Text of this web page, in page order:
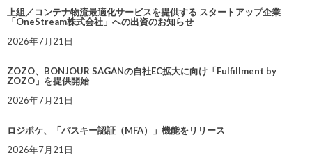
上組／コンテナ物流最適化サービスを提供する スタートアップ企業
「OneStream株式会社」への出資のお知らせ
2026年7月21日
ZOZO、BONJOUR SAGANの自社EC拡大に向け「Fulfillment by
ZOZO」を提供開始
2026年7月21日
ロジポケ、「パスキー認証（MFA）」機能をリリース
2026年7月21日